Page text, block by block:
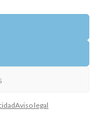
Aviso legal